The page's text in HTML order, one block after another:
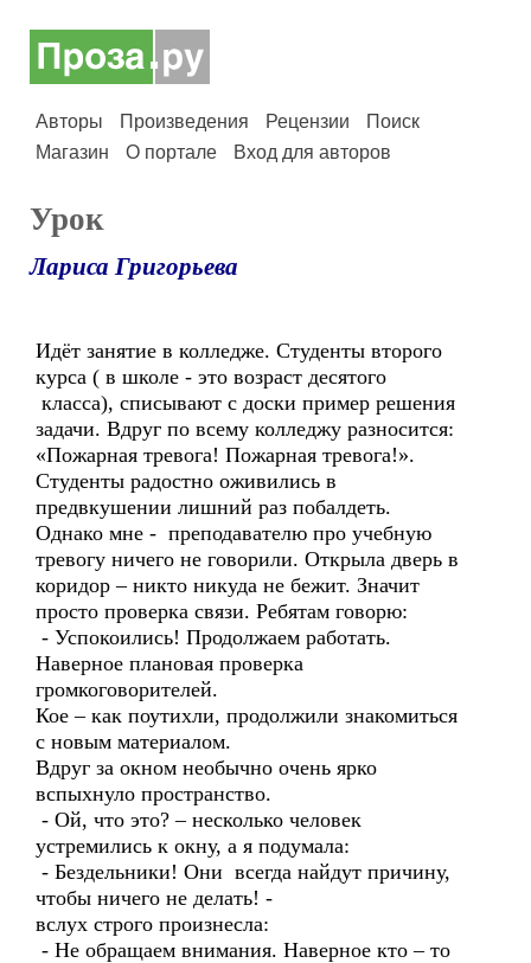
Авторы Произведения Рецензии
Поиск
Магазин
О портале Вход для авторов
Урок
Лариса Григорьева
Идёт занятие в колледже. Студенты второго
курса ( в школе - это возраст десятого
класса), списывают с доски пример решения
задачи. Вдруг по всему колледжу разносится:
«Пожарная тревога! Пожарная тревога!».
Студенты радостно оживились в
предвкушении лишний раз побалдеть.
Однако мне - преподавателю про учебную
тревогу ничего не говорили. Открыла дверь в
коридор – никто никуда не бежит. Значит
просто проверка связи. Ребятам говорю:
- Успокоились! Продолжаем работать.
Наверное плановая проверка
громкоговорителей.
Кое – как поутихли, продолжили знакомиться
с новым материалом.
Вдруг за окном необычно очень ярко
вспыхнуло пространство.
- Ой, что это? – несколько человек
устремились к окну, а я подумала:
- Бездельники! Они всегда найдут причину,
чтобы ничего не делать! -
вслух строго произнесла:
- Не обращаем внимания. Наверное кто – то